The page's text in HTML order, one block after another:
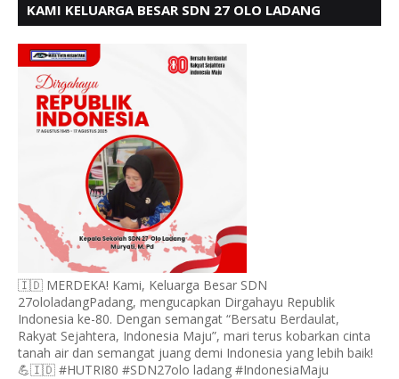
KAMI KELUARGA BESAR SDN 27 OLO LADANG
🇮🇩 MERDEKA! Kami, Keluarga Besar SDN
27ololadangPadang, mengucapkan Dirgahayu Republik
Indonesia ke-80. Dengan semangat “Bersatu Berdaulat,
Rakyat Sejahtera, Indonesia Maju”, mari terus kobarkan cinta
tanah air dan semangat juang demi Indonesia yang lebih baik!
💪🇮🇩 #HUTRI80 #SDN27olo ladang #IndonesiaMaju